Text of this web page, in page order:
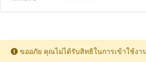
ขออภัย คุณไม่ได้รับสิทธิในการเข้าใช้ง